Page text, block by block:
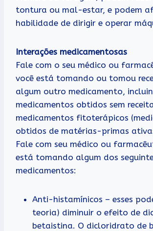
tontura ou mal-estar, e podem
habilidade de dirigir e operar
Interações medicamentosas
Fale com o seu médico ou
você está tomando ou tomou
algum outro medicamento,
medicamentos obtidos sem
medicamentos fitoterápicos
obtidos de matérias-primas
Fale com seu médico ou
está tomando algum dos
medicamentos:
Anti-histamínicos – esses
teoria) diminuir o efeito de
betaistina. O dicloridrato de